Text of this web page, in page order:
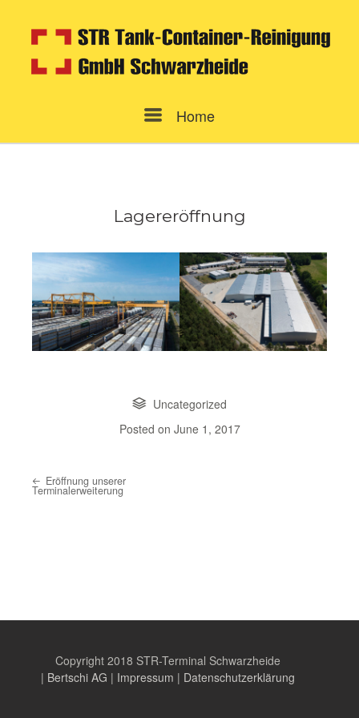
content
Home
Lagereröffnung
Uncategorized
Posted on June 1, 2017
Post navigation
Eröffnung unserer
Terminalerweiterung
Copyright 2018 STR-Terminal Schwarzheide
| Bertschi AG | Impressum | Datenschutzerklärung